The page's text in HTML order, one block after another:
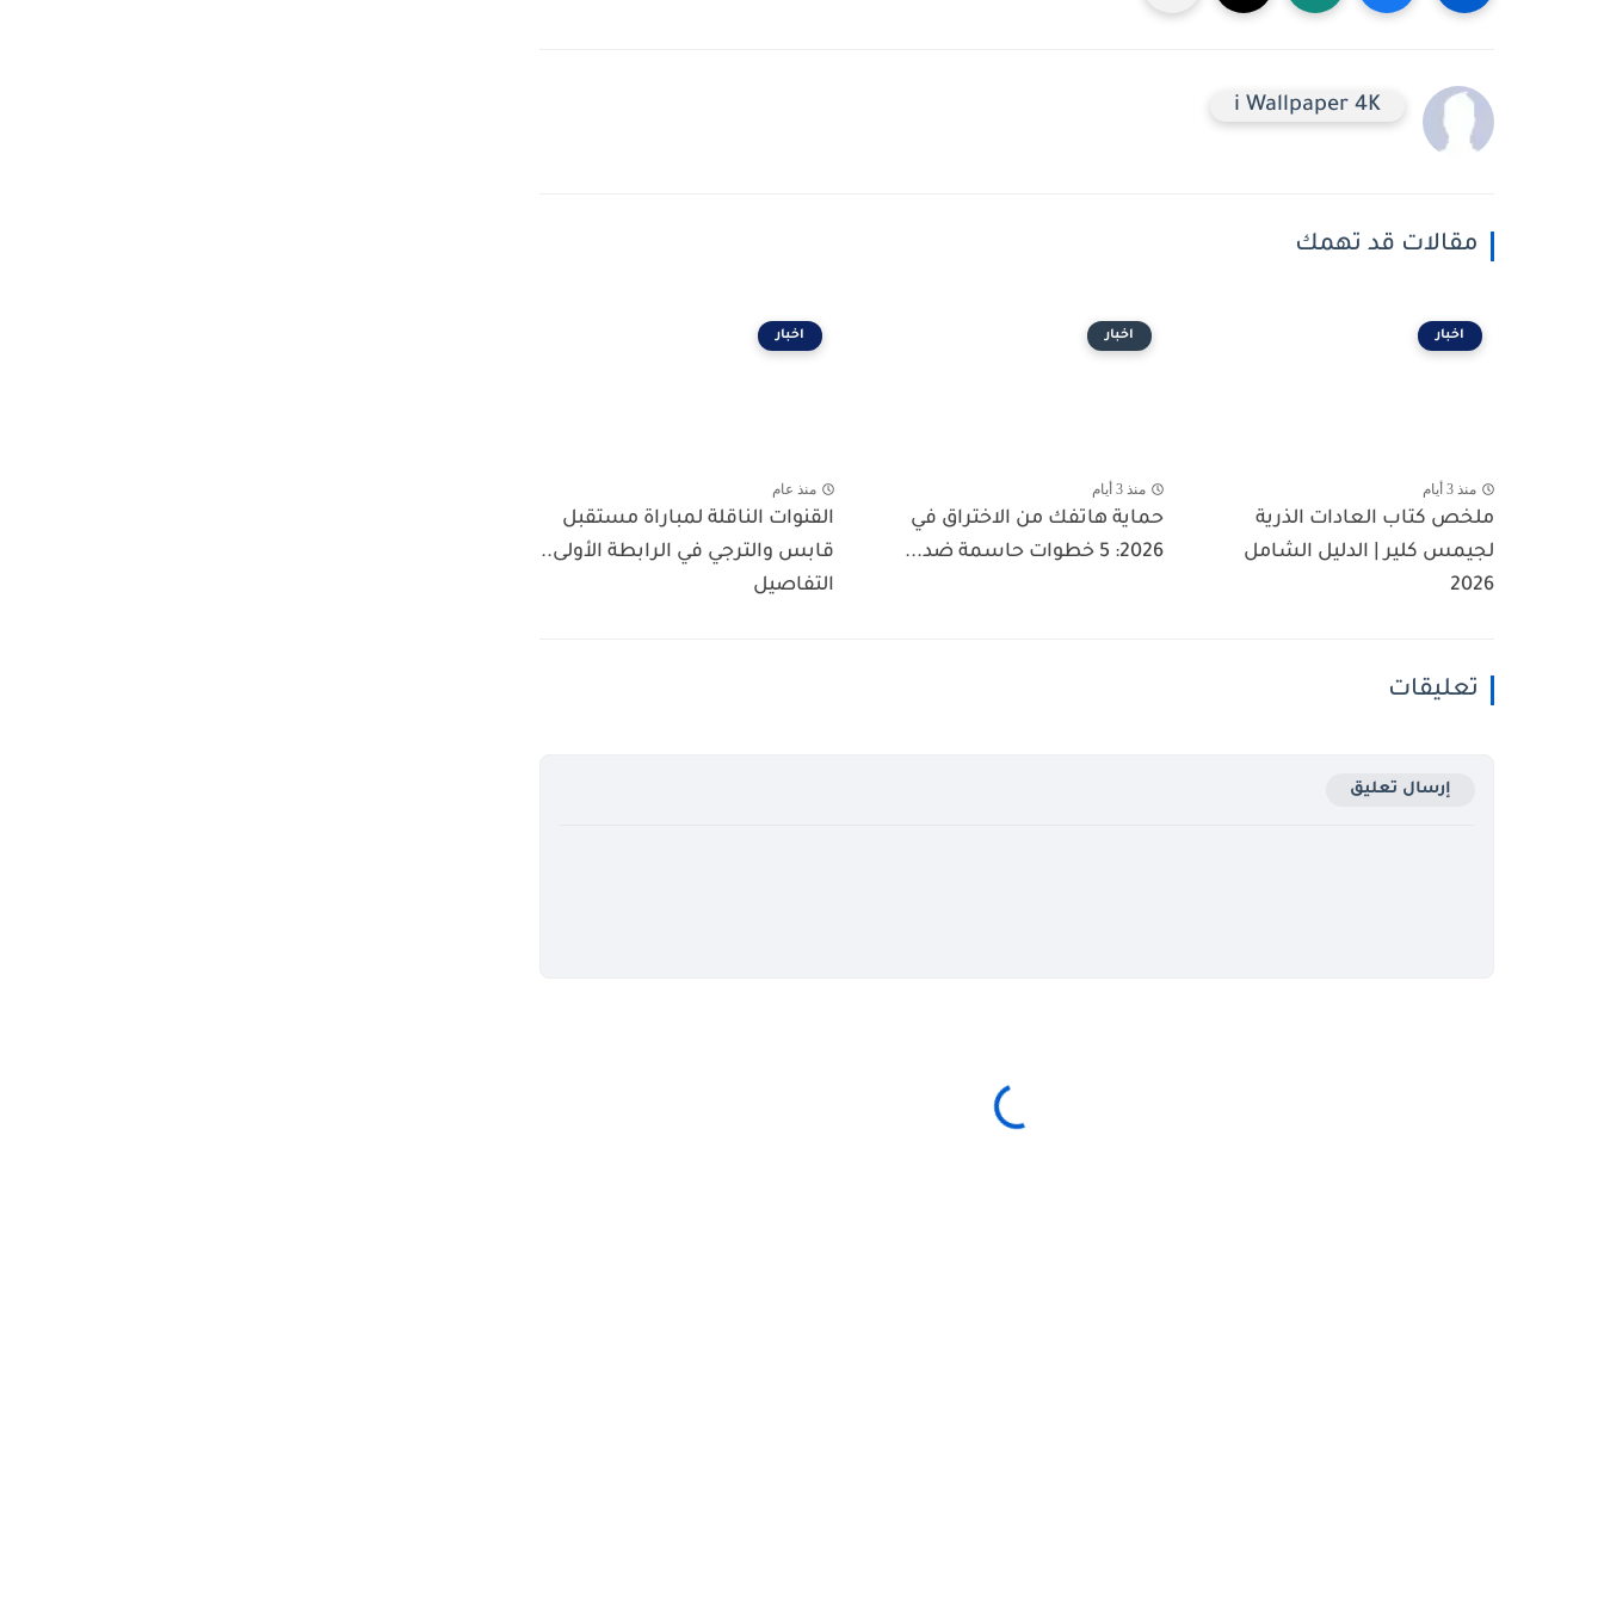
i Wallpaper 4K
مقالات قد تهمك
اخبار
منذ 3 أيام
ملخص كتاب العادات الذرية
لجيمس كلير | الدليل الشامل
2026
اخبار
منذ 3 أيام
حماية هاتفك من الاختراق في
2026: 5 خطوات حاسمة ضد...
اخبار
منذ عام
القنوات الناقلة لمباراة مستقبل
قابس والترجي في الرابطة الأولى..
التفاصيل
تعليقات
إرسال تعليق